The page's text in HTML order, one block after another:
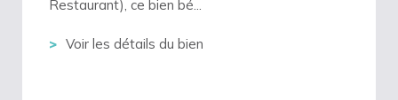
Restaurant), ce bien bé...
Voir les détails du bien